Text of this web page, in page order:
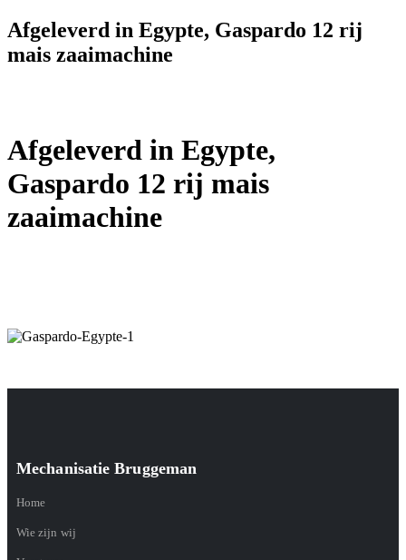
Afgeleverd in Egypte, Gaspardo 12 rij
mais zaaimachine
Afgeleverd in Egypte,
Gaspardo 12 rij mais
zaaimachine
Mechanisatie Bruggeman
Home
Wie zijn wij